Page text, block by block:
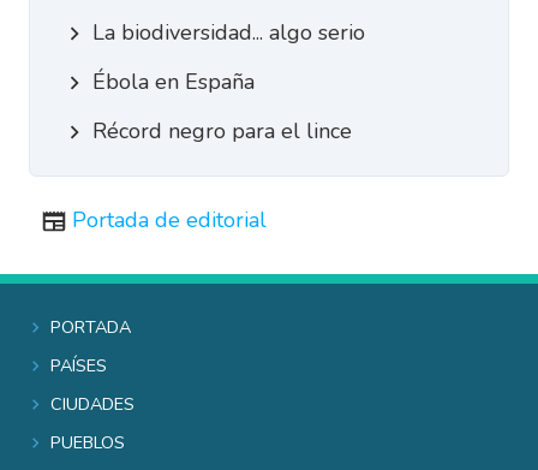
La biodiversidad... algo serio
Ébola en España
Récord negro para el lince
Portada de editorial
Portada
Países
Ciudades
Pueblos